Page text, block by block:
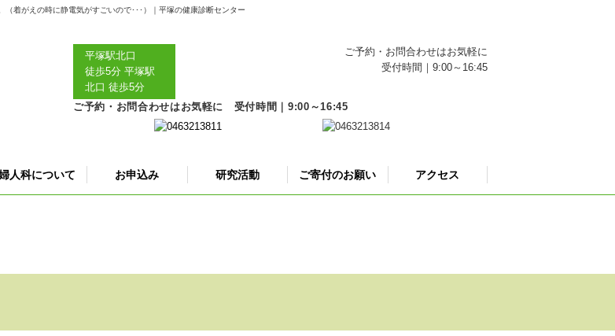
着がえの時に静電気がすごいので･･･）｜平塚の健康診断センター
平塚駅北口
徒歩5分 平塚駅
北口 徒歩5分
ご予約・お問合わせはお気軽に 受付時間｜9:00～16:45
ご予約・お問合わせはお気軽に
受付時間｜9:00～16:45
人科について お申込み 研究活動 ご寄付のお願い アクセス